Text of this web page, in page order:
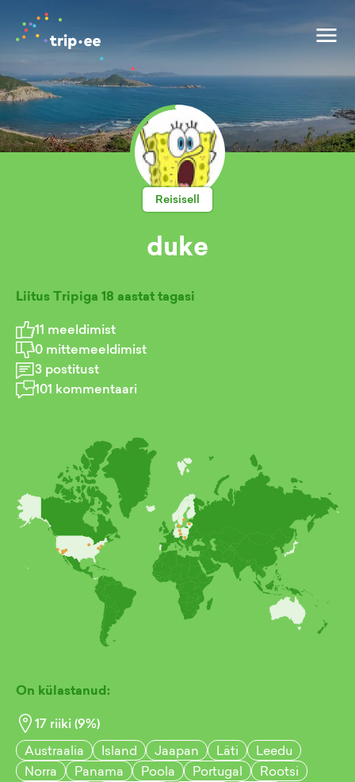
Reisisell
duke
Liitus Tripiga 18 aastat tagasi
11 meeldimist
0 mittemeeldimist
3 postitust
101 kommentaari
On külastanud:
17 riiki (9%)
Austraalia
Island Jaapan Läti
Leedu
Norra
Panama Poola Portugal
Rootsi